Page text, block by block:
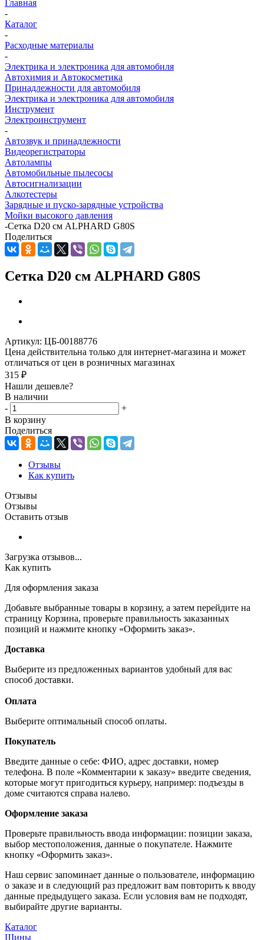
Главная
-
Каталог
-
Расходные материалы
-
Электрика и электроника для автомобиля
Автохимия и Автокосметика
Принадлежности для автомобиля
Электрика и электроника для автомобиля
Инструмент
Электроинструмент
-
Автозвук и принадлежности
Видеорегистраторы
Автолампы
Автомобильные пылесосы
Автосигнализации
Алкотестеры
Зарядные и пуско-зарядные устройства
Мойки высокого давления
-Сетка D20 см ALPHARD G80S
Поделиться
Сетка D20 см ALPHARD G80S
Артикул: ЦБ-00188776
Цена действительна только для интернет-магазина и может
отличаться от цен в розничных магазинах
315 ₽
Нашли дешевле?
В наличии
-
+
В корзину
Поделиться
Отзывы
Как купить
Отзывы
Отзывы
Оставить отзыв
Загрузка отзывов...
Как купить
Для оформления заказа
Добавьте выбранные товары в корзину, а затем перейдите на
страницу Корзина, проверьте правильность заказанных
позиций и нажмите кнопку «Оформить заказ».
Доставка
Выберите из предложенных вариантов удобный для вас
способ доставки.
Оплата
Выберите оптимальный способ оплаты.
Покупатель
Введите данные о себе: ФИО, адрес доставки, номер
телефона. В поле «Комментарии к заказу» введите сведения,
которые могут пригодиться курьеру, например: подъезды в
доме считаются справа налево.
Оформление заказа
Проверьте правильность ввода информации: позиции заказа,
выбор местоположения, данные о покупателе. Нажмите
кнопку «Оформить заказ».
Наш сервис запоминает данные о пользователе, информацию
о заказе и в следующий раз предложит вам повторить к вводу
данные предыдущего заказа. Если условия вам не подходят,
выбирайте другие варианты.
Каталог
Шины